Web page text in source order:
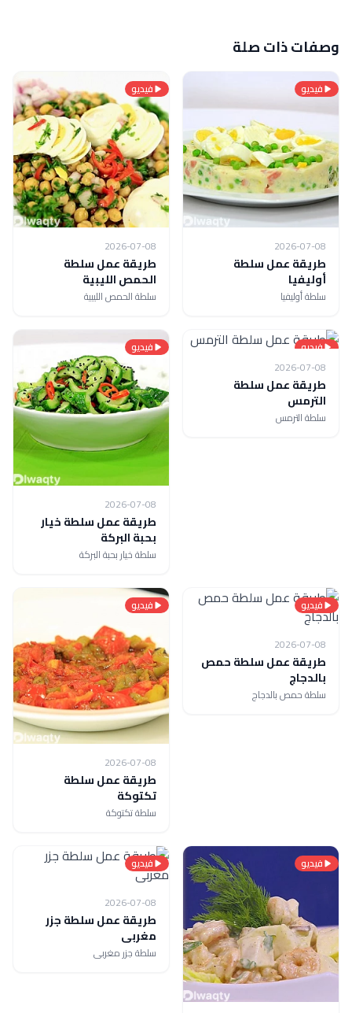
وصفات ذات صلة
فيديو
2026-07-08
طريقة عمل سلطة
أوليفيا
سلطة أوليفيا
فيديو
2026-07-08
طريقة عمل سلطة
الحمص الليبية
سلطة الحمص الليبية
فيديو
2026-07-08
طريقة عمل سلطة
الترمس
سلطة الترمس
فيديو
2026-07-08
طريقة عمل سلطة خيار
بحبة البركة
سلطة خيار بحبة البركة
فيديو
2026-07-08
طريقة عمل سلطة حمص
بالدجاج
سلطة حمص بالدجاج
فيديو
2026-07-08
طريقة عمل سلطة
تكتوكة
سلطة تكتوكة
فيديو فيديو
2026-07-08
طريقة عمل سلطة جزر
مغربى
سلطة جزر مغربى